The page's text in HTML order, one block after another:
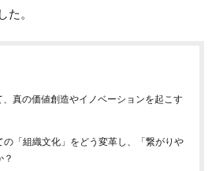
た。
真の価値創造やイノベーションを起こす
「組織文化」をどう変革し、「繋がりや
？